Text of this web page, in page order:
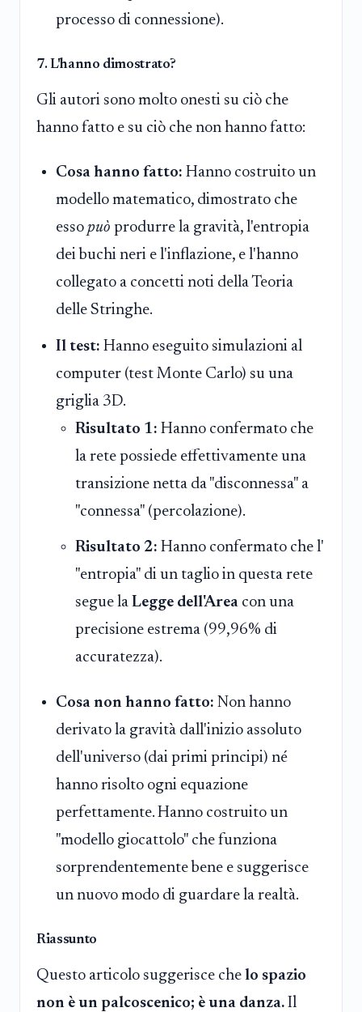
processo di connessione).
7. L'hanno dimostrato?
Gli autori sono molto onesti su ciò che
hanno fatto e su ciò che non hanno fatto:
Cosa hanno fatto: Hanno costruito un
modello matematico, dimostrato che
esso può produrre la gravità, l'entropia
dei buchi neri e l'inflazione, e l'hanno
collegato a concetti noti della Teoria
delle Stringhe.
Il test: Hanno eseguito simulazioni al
computer (test Monte Carlo) su una
griglia 3D.
Risultato 1: Hanno confermato che
la rete possiede effettivamente una
transizione netta da "disconnessa" a
"connessa" (percolazione).
Risultato 2: Hanno confermato che l'
"entropia" di un taglio in questa rete
segue la Legge dell'Area con una
precisione estrema (99,96% di
accuratezza).
Cosa non hanno fatto: Non hanno
derivato la gravità dall'inizio assoluto
dell'universo (dai primi principi) né
hanno risolto ogni equazione
perfettamente. Hanno costruito un
"modello giocattolo" che funziona
sorprendentemente bene e suggerisce
un nuovo modo di guardare la realtà.
Riassunto
Questo articolo suggerisce che lo spazio
non è un palcoscenico; è una danza. Il